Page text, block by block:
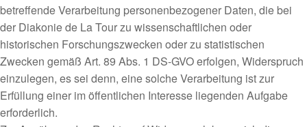
betreffende Verarbeitung personenbezogener Daten, die bei
der Diakonie de La Tour zu wissenschaftlichen oder
historischen Forschungszwecken oder zu statistischen
Zwecken gemäß Art. 89 Abs. 1 DS-GVO erfolgen, Widerspruch
einzulegen, es sei denn, eine solche Verarbeitung ist zur
Erfüllung einer im öffentlichen Interesse liegenden Aufgabe
erforderlich.